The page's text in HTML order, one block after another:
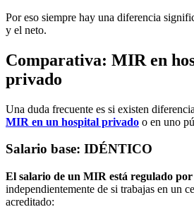
Por eso siempre hay una diferencia
y el neto.
Comparativa: MIR en
privado
Una duda frecuente es si existen
MIR en un hospital privado o en uno
Salario base: IDÉNTICO
El salario de un MIR está regulado por
independientemente de si trabajas en un
acreditado: